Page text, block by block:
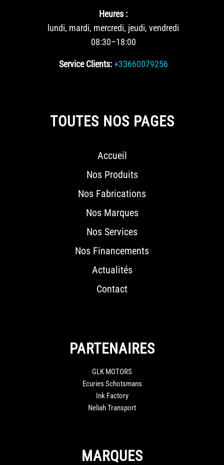
Heures :
lundi, mardi, mercredi, jeudi, vendredi
08:30–18:00
Service Clients: +33660079256
TOUTES NOS PAGES
Accueil
Nos Produits
Nos Fabrications
Nos Marques
Nos Services
Nos Financements
Actualités
Contact
PARTENAIRES
GLK MOTORS
Ecuries Schotsmans
Ink Factory
Neliah Transport
MARQUES